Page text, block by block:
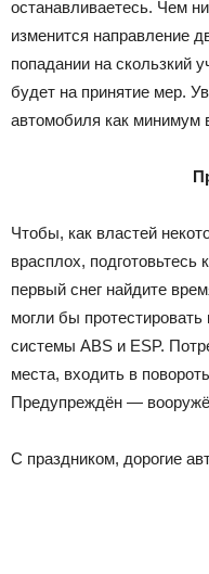
останавливаетесь. Чем
изменится направление
попадании на скользкий
будет на принятие мер.
автомобиля как минимум
Чтобы, как властей
врасплох, подготовьтесь
первый снег найдите
могли бы
системы ABS и ESP.
места, входить в
Предупреждён —
С праздником, дорогие